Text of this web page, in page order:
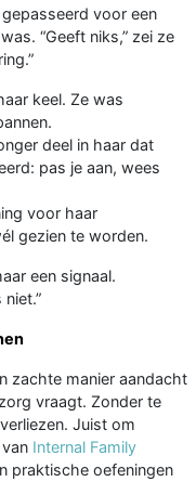
voor een
“Geeft niks,” zei ze
keel. Ze was
deel in haar dat
pas je aan, wees
voor haar
gezien te worden.
een signaal.
zachte manier aandacht
vraagt. Zonder te
Juist om
Internal Family
praktische oefeningen